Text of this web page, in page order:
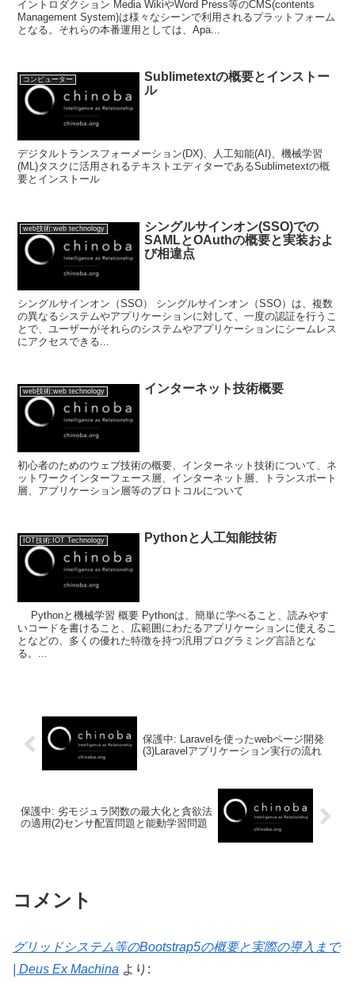
イントロダクション Media WikiやWord Press等のCMS(contents
Management System)は様々なシーンで利用されるプラットフォーム
となる。それらの本番運用としては、Apa...
コンピューター
Sublimetextの概要とインストー
ル
デジタルトランスフォーメーション(DX)、人工知能(AI)、機械学習
(ML)タスクに活用されるテキストエディターであるSublimetextの概
要とインストール
web技術:web technology
シングルサインオン(SSO)での
SAMLとOAuthの概要と実装およ
び相違点
シングルサインオン（SSO） シングルサインオン（SSO）は、複数
の異なるシステムやアプリケーションに対して、一度の認証を行うこ
とで、ユーザーがそれらのシステムやアプリケーションにシームレス
にアクセスできる...
web技術:web technology インターネット技術概要
初心者のためのウェブ技術の概要、インターネット技術について、ネ
ットワークインターフェース層、インターネット層、トランスポート
層、アプリケーション層等のプロトコルについて
IOT技術:IOT Technology Pythonと人工知能技術
Pythonと機械学習 概要 Pythonは、簡単に学べること、読みやす
いコードを書けること、広範囲にわたるアプリケーションに使えるこ
となどの、多くの優れた特徴を持つ汎用プログラミング言語とな
る。...
保護中: Laravelを使ったwebページ開発
(3)Laravelアプリケーション実行の流れ
保護中: 劣モジュラ関数の最大化と貪欲法
の適用(2)センサ配置問題と能動学習問題
コメント
グリッドシステム等のBootstrap5の概要と実際の導入まで
| Deus Ex Machina より: